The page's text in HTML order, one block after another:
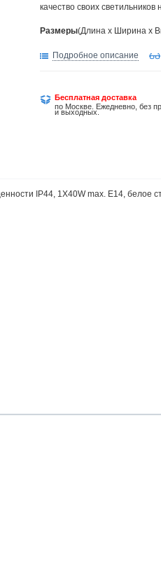
качество своих светильников
Размеры(Длина х Ширина х
Подробное описание
Бесплатная доставка
по Москве. Ежедневно, без
и выходных.
IP44, 1X40W max. E14, белое